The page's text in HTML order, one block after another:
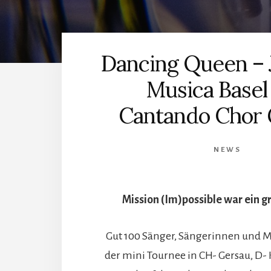
Dancing Queen –
Musica
Cantando Chor
NEWS
Mission (Im)possible war ein
Gut 100 Sänger, Sängerinnen und
der mini Tournee in CH- Gersau, D-